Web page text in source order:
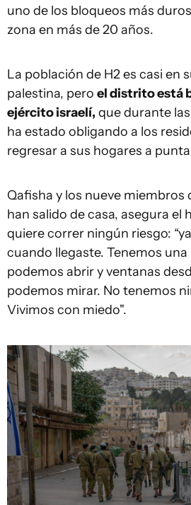
uno de los bloqueos más
zona en más de 20 años.
La población de H2 es casi en
palestina, pero el distrito está
ejército israelí, que durante
ha estado obligando a los
regresar a sus hogares a
Qafisha y los nueve miembros
han salido de casa, asegura el
quiere correr ningún riesgo:
cuando llegaste. Tenemos
podemos abrir y ventanas
podemos mirar. No tenemos
Vivimos con miedo".